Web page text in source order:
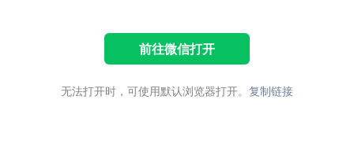
前往微信打开
无法打开时，可使用默认浏览器打开。 复制链接